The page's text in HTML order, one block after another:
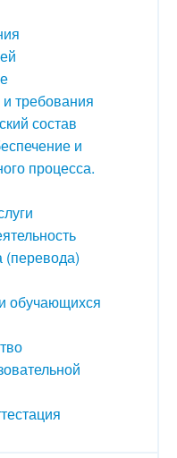
требования
состав
и
процесса.
(перевода)
обучающихся